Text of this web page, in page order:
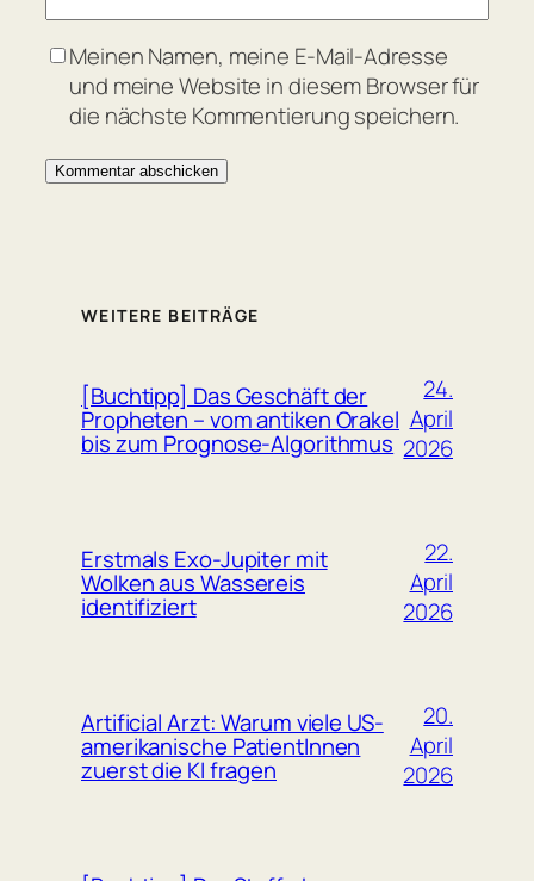
Meinen Namen, meine E-Mail-Adresse
und meine Website in diesem Browser für
die nächste Kommentierung speichern.
WEITERE BEITRÄGE
[Buchtipp] Das Geschäft der
Propheten – vom antiken Orakel
bis zum Prognose-Algorithmus
24.
April
2026
Erstmals Exo-Jupiter mit
Wolken aus Wassereis
identifiziert
22.
April
2026
Artificial Arzt: Warum viele US-
amerikanische PatientInnen
zuerst die KI fragen
20.
April
2026